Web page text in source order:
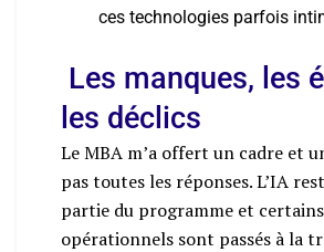
ces technologies parfois
Les manques, les
les déclics
Le MBA m’a offert un cadre et
pas toutes les réponses. L’IA
partie du programme et
opérationnels sont passés à la